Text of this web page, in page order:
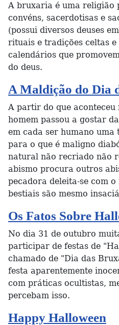
A bruxaria é uma religião
convéns, sacerdotisas e
(possui diversos deuses
rituais e tradições celtas e
calendários que
do deus.
A Maldição do Dia
A partir do que aconteceu
homem passou a gostar
em cada ser humano
para o que é maligno
natural não recriado não
abismo procura outros
pecadora deleita-se com
bestiais são mesmo
Os Fatos Sobre
No dia 31 de outubro
participar de festas de
chamado de "Dia das
festa aparentemente
com práticas ocultistas,
percebam isso.
Happy Halloween